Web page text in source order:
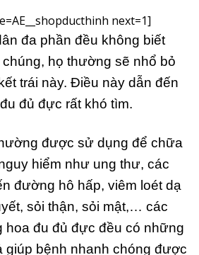
next=1]
đa phần đều không biết
họ thường sẽ nhổ bỏ
trái này. Điều này dẫn đến
đủ đực rất khó tìm.
được sử dụng để chữa
hiểm như ung thư, các
đường hô hấp, viêm loét dạ
sỏi thận, sỏi mật,… các
hoa đu đủ đực đều có những
giúp bệnh nhanh chóng được